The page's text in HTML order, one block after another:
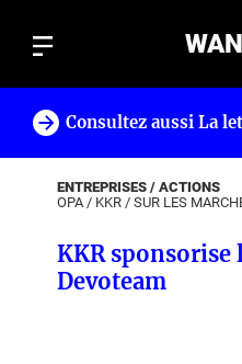
WAN
Consultez aussi La
ENTREPRISES / ACTIONS
OPA/ KKR / SUR LES
KKR sponsorise
Devoteam